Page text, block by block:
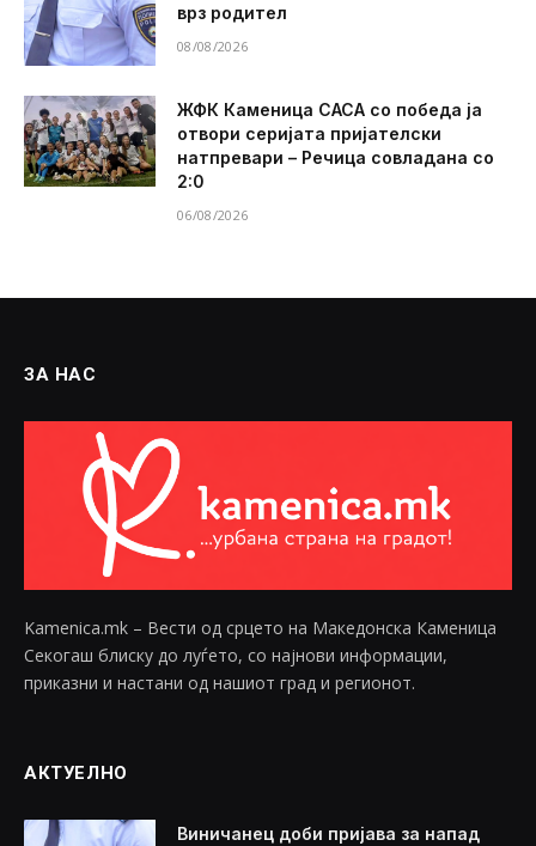
врз родител
08/08/2026
ЖФК Каменица САСА со победа ја
отвори серијата пријателски
натпревари – Речица совладана со
2:0
06/08/2026
ЗА НАС
Kamenica.mk – Вести од срцето на Македонска Каменица
Секогаш блиску до луѓето, со најнови информации,
приказни и настани од нашиот град и регионот.
АКТУЕЛНО
Виничанец доби пријава за напад